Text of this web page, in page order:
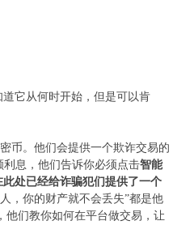
它从何时开始，但是可以肯
币。他们会提供一个欺诈交易的
息，他们告诉你必须点击智能
处已经给诈骗犯们提供了一个
，你的财产就不会丢失”都是他
他们教你如何在平台做交易，让